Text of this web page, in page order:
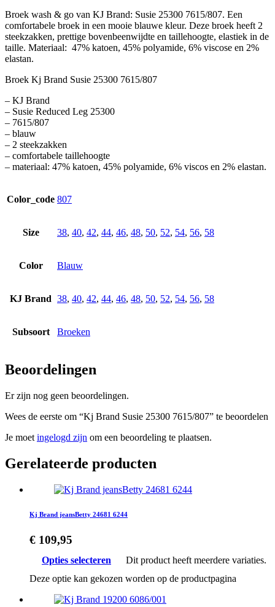
Broek wash & go van KJ Brand: Susie 25300 7615/807. Een
comfortabele broek in een mooie blauwe kleur. Deze broek heeft 2
steekzakken, prettige bovenbeenwijdte en taillehoogte, elastiek in de
taille. Materiaal: 47% katoen, 45% polyamide, 6% viscose en 2%
elastan.
Broek Kj Brand Susie 25300 7615/807
– KJ Brand
– Susie Reduced Leg 25300
– 7615/807
– blauw
– 2 steekzakken
– comfortabele taillehoogte
– materiaal: 47% katoen, 45% polyamide, 6% viscos en 2% elastan.
Color_code 807
Size 38, 40, 42, 44, 46, 48, 50, 52, 54, 56, 58
Color Blauw
KJ Brand 38, 40, 42, 44, 46, 48, 50, 52, 54, 56, 58
Subsoort Broeken
Beoordelingen
Er zijn nog geen beoordelingen.
Wees de eerste om “Kj Brand Susie 25300 7615/807” te beoordelen
Je moet ingelogd zijn om een beoordeling te plaatsen.
Gerelateerde producten
Kj Brand jeansBetty 24681 6244
€ 109,95
Opties selecteren
Dit product heeft meerdere variaties.
Deze optie kan gekozen worden op de productpagina